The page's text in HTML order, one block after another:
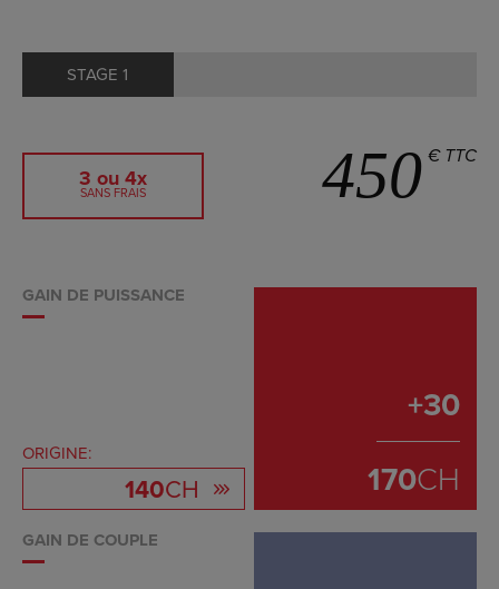
STAGE 1
3 ou 4x
SANS FRAIS 450 € TTC
GAIN DE PUISSANCE
ORIGINE:
140CH
+30
170CH
GAIN DE COUPLE